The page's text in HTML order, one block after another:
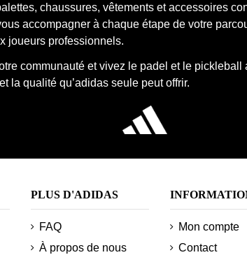
chaussures, vêtements et accessoires
accompagner à chaque étape de votre
joueurs professionnels.
communauté et vivez le padel et le pickleball
la qualité qu’adidas seule peut offrir.
PLUS D'ADIDAS
FAQ
À propos de nous
Mon compte
Contact